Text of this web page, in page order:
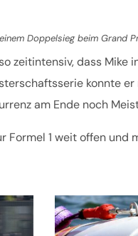
Doppelsieg beim Grand
zeitintensiv, dass Mike
konnte
am Ende noch
1 weit offen